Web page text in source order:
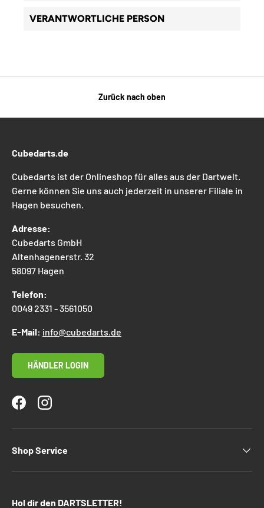
VERANTWORTLICHE PERSON
Zurück nach oben
Cubedarts.de
Cubedarts ist der Onlineshop für alles aus der Dartwelt.
Gerne können Sie uns auch jederzeit in unserer Filiale in
Hagen besuchen.
Adresse:
Cubedarts GmbH
Altenhagenerstr. 32
58097 Hagen
Telefon:
0049 2331 - 3561050
E-Mail: info@cubedarts.de
HÄNDLER LOGIN
FacebookInstagram
Shop Service
Hol dir den DARTSLETTER!